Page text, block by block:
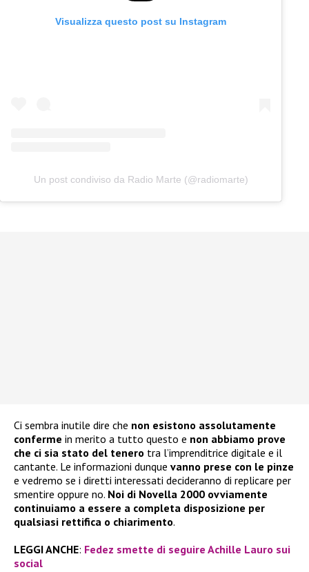
Visualizza questo post su Instagram
Un post condiviso da Radio Marte (@radiomarte)
Ci sembra inutile dire che non esistono assolutamente
conferme in merito a tutto questo e non abbiamo prove
che ci sia stato del tenero tra l’imprenditrice digitale e il
cantante. Le informazioni dunque vanno prese con le pinze
e vedremo se i diretti interessati decideranno di replicare per
smentire oppure no. Noi di Novella 2000 ovviamente
continuiamo a essere a completa disposizione per
qualsiasi rettifica o chiarimento.
LEGGI ANCHE: Fedez smette di seguire Achille Lauro sui
social